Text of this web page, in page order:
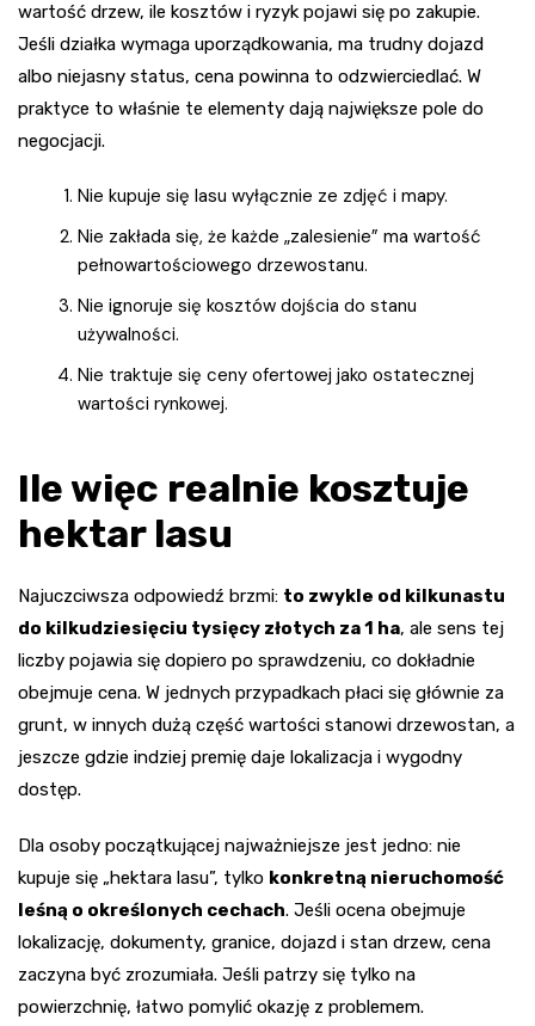
wartość drzew, ile kosztów i ryzyk pojawi się po zakupie.
Jeśli działka wymaga uporządkowania, ma trudny dojazd
albo niejasny status, cena powinna to odzwierciedlać. W
praktyce to właśnie te elementy dają największe pole do
negocjacji.
Nie kupuje się lasu wyłącznie ze zdjęć i mapy.
Nie zakłada się, że każde „zalesienie” ma wartość
pełnowartościowego drzewostanu.
Nie ignoruje się kosztów dojścia do stanu
używalności.
Nie traktuje się ceny ofertowej jako ostatecznej
wartości rynkowej.
Ile więc realnie kosztuje
hektar lasu
Najuczciwsza odpowiedź brzmi: to zwykle od kilkunastu
do kilkudziesięciu tysięcy złotych za 1 ha, ale sens tej
liczby pojawia się dopiero po sprawdzeniu, co dokładnie
obejmuje cena. W jednych przypadkach płaci się głównie za
grunt, w innych dużą część wartości stanowi drzewostan, a
jeszcze gdzie indziej premię daje lokalizacja i wygodny
dostęp.
Dla osoby początkującej najważniejsze jest jedno: nie
kupuje się „hektara lasu”, tylko konkretną nieruchomość
leśną o określonych cechach. Jeśli ocena obejmuje
lokalizację, dokumenty, granice, dojazd i stan drzew, cena
zaczyna być zrozumiała. Jeśli patrzy się tylko na
powierzchnię, łatwo pomylić okazję z problemem.